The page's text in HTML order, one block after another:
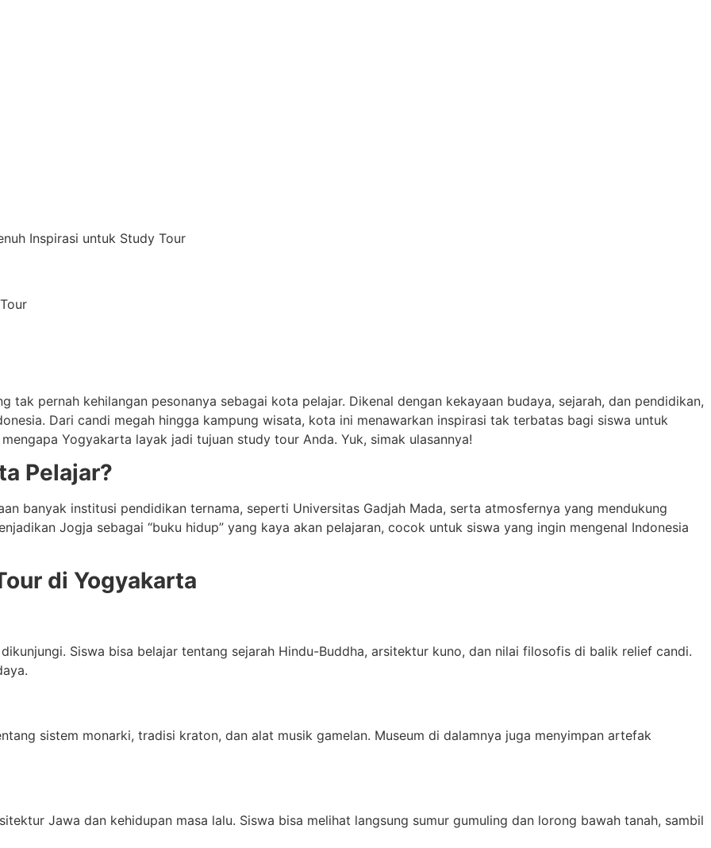
Inspirasi untuk Study Tour
tak pernah kehilangan pesonanya sebagai kota pelajar. Dikenal dengan kekayaan budaya, sejarah, dan pendidikan,
Dari candi megah hingga kampung wisata, kota ini menawarkan inspirasi tak terbatas bagi siswa untuk
Yogyakarta layak jadi tujuan study tour Anda. Yuk, simak ulasannya!
Pelajar?
banyak institusi pendidikan ternama, seperti Universitas Gadjah Mada, serta atmosfernya yang mendukung
Jogja sebagai “buku hidup” yang kaya akan pelajaran, cocok untuk siswa yang ingin mengenal Indonesia
di Yogyakarta
Siswa bisa belajar tentang sejarah Hindu-Buddha, arsitektur kuno, dan nilai filosofis di balik relief candi.
sistem monarki, tradisi kraton, dan alat musik gamelan. Museum di dalamnya juga menyimpan artefak
Jawa dan kehidupan masa lalu. Siswa bisa melihat langsung sumur gumuling dan lorong bawah tanah, sambil